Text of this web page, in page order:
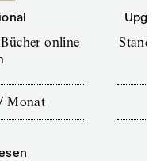
online
Monat